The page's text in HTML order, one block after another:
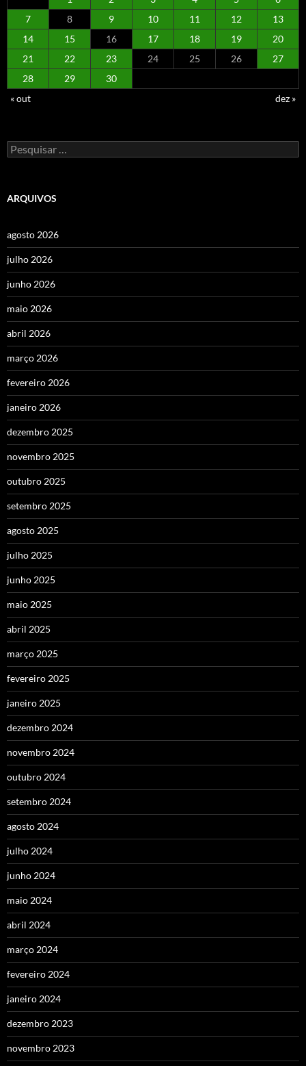
7
8 9 10 11 12
13
14
15 16 17 18 19
20
21
22 23 24 25 26
27
28
29
30
« out
dez »
Pesquisar
por:
ARQUIVOS
agosto 2026
julho 2026
junho 2026
maio 2026
abril 2026
março 2026
fevereiro 2026
janeiro 2026
dezembro 2025
novembro 2025
outubro 2025
setembro 2025
agosto 2025
julho 2025
junho 2025
maio 2025
abril 2025
março 2025
fevereiro 2025
janeiro 2025
dezembro 2024
novembro 2024
outubro 2024
setembro 2024
agosto 2024
julho 2024
junho 2024
maio 2024
abril 2024
março 2024
fevereiro 2024
janeiro 2024
dezembro 2023
novembro 2023